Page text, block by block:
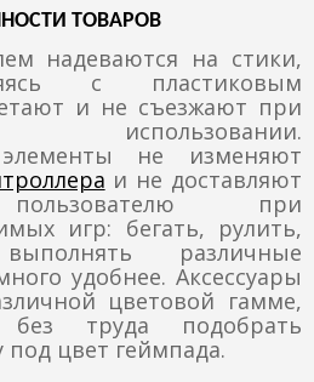
ТОВАРОВ
надеваются на стики,
с пластиковым
и не съезжают при
использовании.
не изменяют
и не доставляют
при
игр: бегать, рулить,
различные
удобнее. Аксессуары
цветовой гамме,
труда подобрать
цвет геймпада.